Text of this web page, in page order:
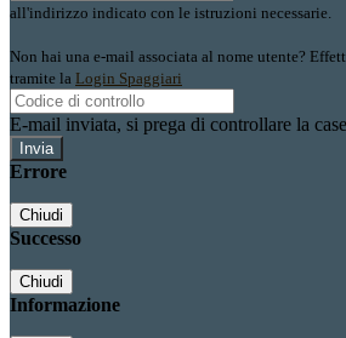
all'indirizzo indicato con le istruzioni necessarie.
Non hai una e-mail associata al nome utente?
tramite la Login Spaggiari
E-mail inviata, si prega di controllare la
Errore
Chiudi
Successo
Chiudi
Informazione